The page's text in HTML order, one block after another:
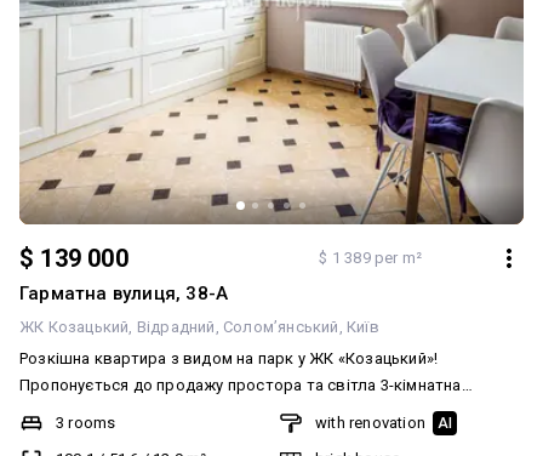
$ 139 000 $ 1 389 per m²
Гарматна вулиця, 38-А
ЖК Козацький Відрадний Солом’янський Київ
Розкішна квартира з видом на парк у ЖК «Козацький»!
Пропонується до продажу простора та світла 3-кімнатна
квартира загальною площею 100 м², розташована на зручному
10-му поверсі 18-поверхового цегляного будинку 2015–2016
3 rooms
with renovation AI